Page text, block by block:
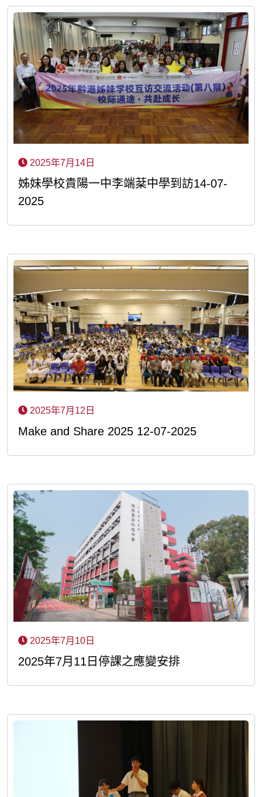
2025年7月14日
姊妹學校貴陽一中李端棻中學到訪14-07-
2025
2025年7月12日
Make and Share 2025 12-07-2025
2025年7月10日
2025年7月11日停課之應變安排